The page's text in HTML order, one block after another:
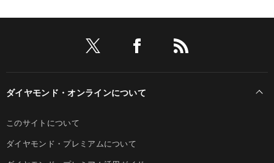
ダイヤモンド・オンラインについて
このサイトについて
ダイヤモンド・プレミアムについて